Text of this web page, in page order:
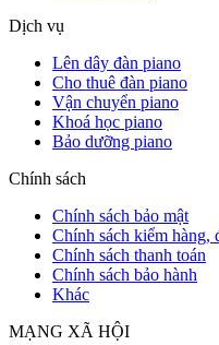
Dịch vụ
Lên dây đàn piano
Cho thuê đàn piano
Vận chuyển piano
Khoá học piano
Bảo dưỡng piano
Chính sách
Chính sách bảo mật
Chính sách kiểm hàng,
Chính sách thanh toán
Chính sách bảo hành
Khác
MẠNG XÃ HỘI